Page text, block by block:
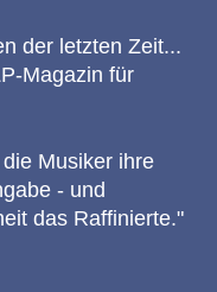
der letzten Zeit...
Magazin für
Musiker ihre
- und
das Raffinierte."